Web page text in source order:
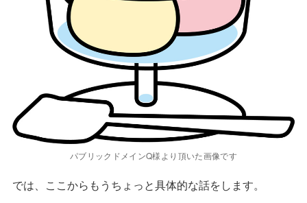
パブリックドメインQ様より頂いた画像です
では、ここからもうちょっと具体的な話をします。